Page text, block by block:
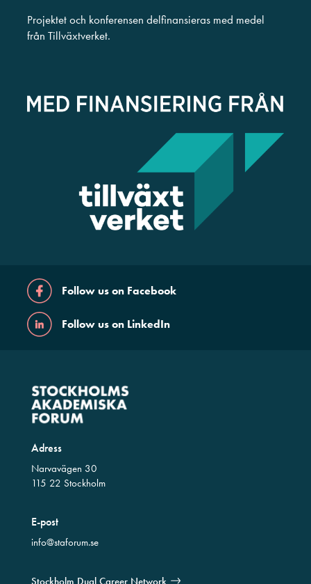
Projektet och konferensen delfinansieras med medel
från Tillväxtverket.
Follow us on Facebook
Follow us on LinkedIn
Adress
Narvavägen 30
115 22 Stockholm
E-post
info@staforum.se